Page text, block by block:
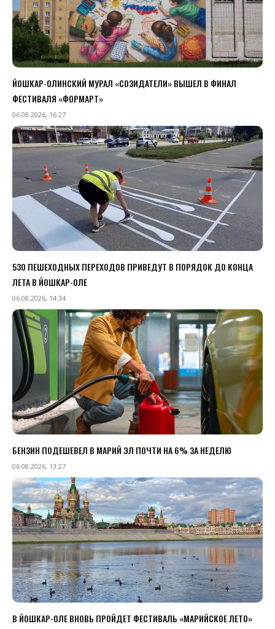
ЙОШКАР-ОЛИНСКИЙ МУРАЛ «СОЗИДАТЕЛИ» ВЫШЕЛ В ФИНАЛ
ФЕСТИВАЛЯ «ФОРМАРТ»
06.08.2026, 16:27
530 ПЕШЕХОДНЫХ ПЕРЕХОДОВ ПРИВЕДУТ В ПОРЯДОК ДО КОНЦА
ЛЕТА В ЙОШКАР-ОЛЕ
06.08.2026, 14:34
БЕНЗИН ПОДЕШЕВЕЛ В МАРИЙ ЭЛ ПОЧТИ НА 6% ЗА НЕДЕЛЮ
06.08.2026, 13:27
В ЙОШКАР-ОЛЕ ВНОВЬ ПРОЙДЕТ ФЕСТИВАЛЬ «МАРИЙСКОЕ ЛЕТО»